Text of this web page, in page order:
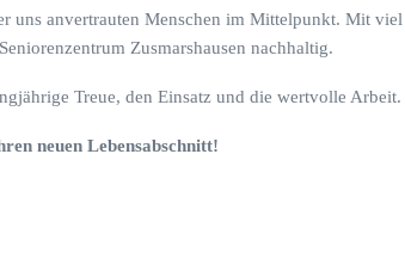
uns anvertrauten Menschen im Mittelpunkt. Mit viel
Zusmarshausen nachhaltig.
Treue, den Einsatz und die wertvolle Arbeit.
neuen Lebensabschnitt!